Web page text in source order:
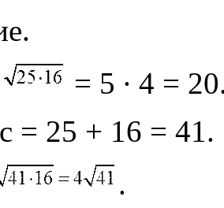
= 5 ∙ 4 =
= 25 + 16 = 41.
.